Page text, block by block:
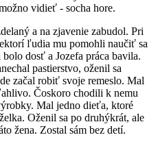
vidieť - socha hore.
a na zjavenie zabudol. Pri
ľudia mu pomohli naučiť sa
dosť a Jozefa práca bavila.
pastierstvo, oženil sa
začal robiť svoje remeslo. Mal
Čoskoro chodili k nemu
Mal jedno dieťa, ktoré
Oženil sa po druhýkrát, ale
žena. Zostal sám bez detí.